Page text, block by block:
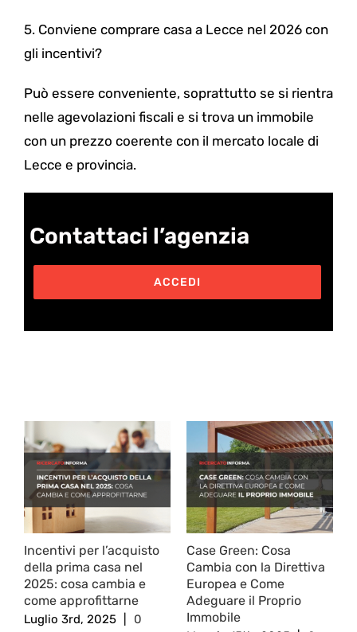
5. Conviene comprare casa a Lecce nel 2026 con
gli incentivi?
Può essere conveniente, soprattutto se si rientra
nelle agevolazioni fiscali e si trova un immobile
con un prezzo coerente con il mercato locale di
Lecce e provincia.
Contattaci l’agenzia
ACCEDI
Incentivi per l’acquisto
della prima casa nel
2025: cosa cambia e
come approfittarne
Luglio 3rd, 2025
0
Case Green: Cosa
Cambia con la Direttiva
Europea e Come
Adeguare il Proprio
Immobile